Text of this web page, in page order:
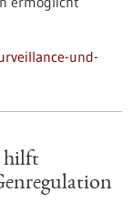
und-
hilft